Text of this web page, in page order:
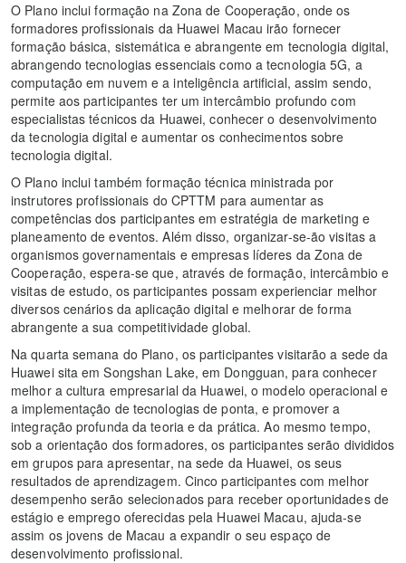
O Plano inclui formação na Zona de Cooperação, onde os
formadores profissionais da Huawei Macau irão fornecer
formação básica, sistemática e abrangente em tecnologia digital,
abrangendo tecnologias essenciais como a tecnologia 5G, a
computação em nuvem e a inteligência artificial, assim sendo,
permite aos participantes ter um intercâmbio profundo com
especialistas técnicos da Huawei, conhecer o desenvolvimento
da tecnologia digital e aumentar os conhecimentos sobre
tecnologia digital.
O Plano inclui também formação técnica ministrada por
instrutores profissionais do CPTTM para aumentar as
competências dos participantes em estratégia de marketing e
planeamento de eventos. Além disso, organizar-se-ão visitas a
organismos governamentais e empresas líderes da Zona de
Cooperação, espera-se que, através de formação, intercâmbio e
visitas de estudo, os participantes possam experienciar melhor
diversos cenários da aplicação digital e melhorar de forma
abrangente a sua competitividade global.
Na quarta semana do Plano, os participantes visitarão a sede da
Huawei sita em Songshan Lake, em Dongguan, para conhecer
melhor a cultura empresarial da Huawei, o modelo operacional e
a implementação de tecnologias de ponta, e promover a
integração profunda da teoria e da prática. Ao mesmo tempo,
sob a orientação dos formadores, os participantes serão divididos
em grupos para apresentar, na sede da Huawei, os seus
resultados de aprendizagem. Cinco participantes com melhor
desempenho serão selecionados para receber oportunidades de
estágio e emprego oferecidas pela Huawei Macau, ajuda-se
assim os jovens de Macau a expandir o seu espaço de
desenvolvimento profissional.